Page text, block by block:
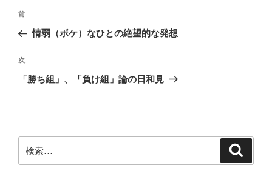
投
ナ
ビ
ゲ
ン
前
の
稿
前
情弱（ボケ）なひとの絶望的な発想
次
の
次
「勝ち組」、「負け組」論の日和見
索: